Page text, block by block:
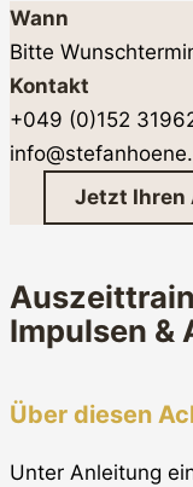
Wann
Bitte
Kontakt
+049 (0)152
Jetzt Ihren
Impulsen &
Über diesen
Unter Anleitung